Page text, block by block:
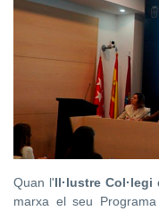
Quan l'Il·lustre
marxa el seu